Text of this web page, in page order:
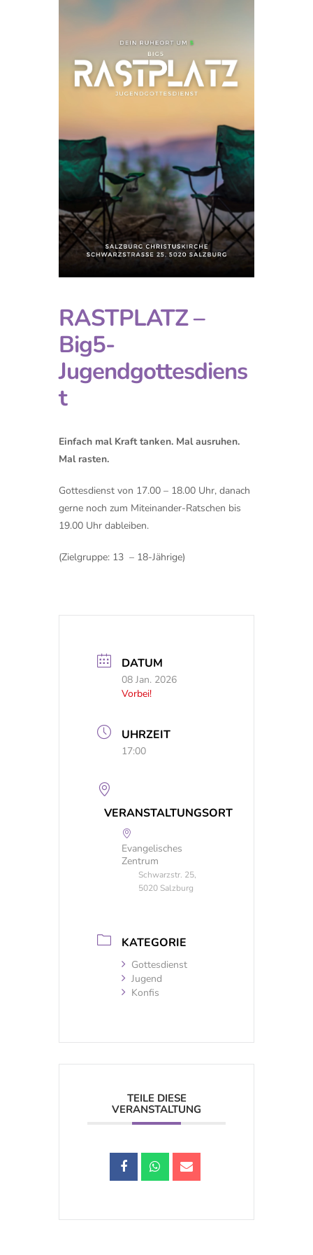
RASTPLATZ –
Big5-
Jugendgottesdiens
t
Einfach mal Kraft tanken. Mal ausruhen.
Mal rasten.
Gottesdienst von 17.00 – 18.00 Uhr, danach
gerne noch zum Miteinander-Ratschen bis
19.00 Uhr dableiben.
(Zielgruppe: 13 – 18-Jährige)
DATUM
08 Jan. 2026
Vorbei!
UHRZEIT
17:00
VERANSTALTUNGSORT
Evangelisches
Zentrum
Schwarzstr. 25,
5020 Salzburg
KATEGORIE
Gottesdienst
Jugend
Konfis
TEILE DIESE
VERANSTALTUNG